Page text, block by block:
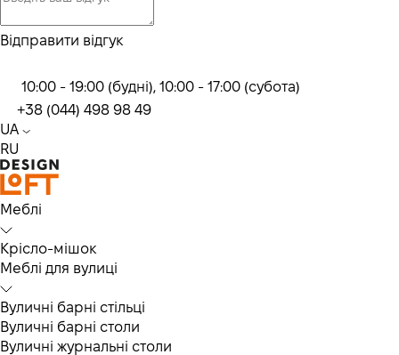
Відправити відгук
10:00 - 19:00 (будні), 10:00 - 17:00 (субота)
+38 (044) 498 98 49
UA
RU
Меблі
Крісло-мішок
Меблі для вулиці
Вуличні барні стільці
Вуличні барні столи
Вуличні журнальні столи